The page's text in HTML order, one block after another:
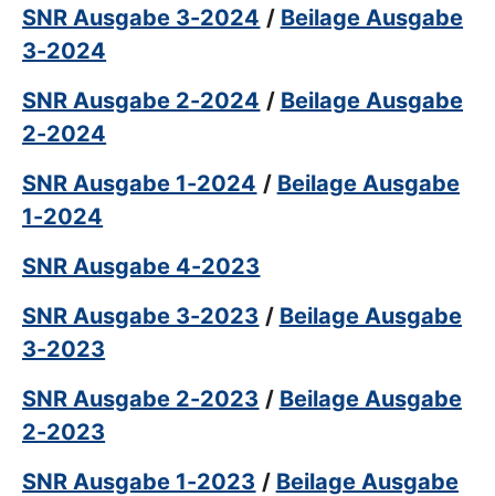
SNR Ausgabe 3-2024 / Beilage Ausgabe
3-2024
SNR Ausgabe 2-2024 / Beilage Ausgabe
2-2024
SNR Ausgabe 1-2024 / Beilage Ausgabe
1-2024
SNR Ausgabe 4-2023
SNR Ausgabe 3-2023 / Beilage Ausgabe
3-2023
SNR Ausgabe 2-2023 / Beilage Ausgabe
2-2023
SNR Ausgabe 1-2023 / Beilage Ausgabe